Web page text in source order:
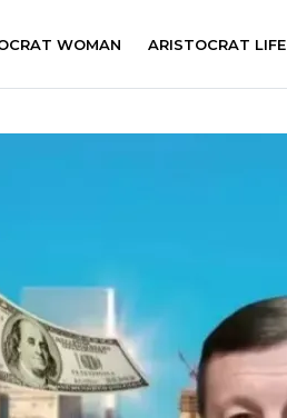
WOMAN ARISTOCRAT LIFE